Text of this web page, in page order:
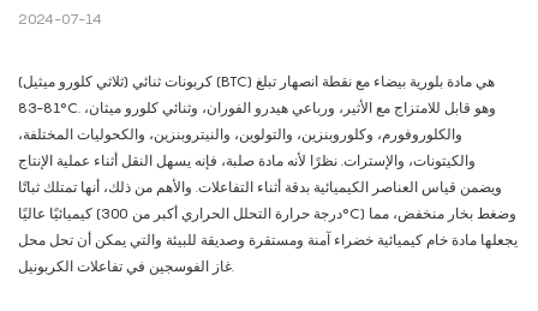
2024-07-14
كربونات ثنائي (ثلاثي كلورو ميثيل) (BTC) هي مادة بلورية بيضاء مع نقطة انصهار تبلغ
81-83°C. وهو قابل للامتزاج مع الأثير، ورباعي هيدرو الفوران، وثنائي كلورو ميثان،
والكلوروفورم، وكلوروبنزين، والتولوين، والنيتروبنزين، والكحوليات المختلفة،
والكيتونات، والإسترات. نظرًا لأنه مادة صلبة، فإنه يسهل النقل أثناء عملية الإنتاج
ويضمن قياس العناصر الكيميائية بدقة أثناء التفاعلات. والأهم من ذلك، أنها تمتلك ثباتًا
كيميائيًا عاليًا (درجة حرارة التحلل الحراري أكبر من 300°C) وضغط بخار منخفض، مما
يجعلها مادة خام كيميائية خضراء آمنة ومستقرة وصديقة للبيئة والتي يمكن أن تحل محل
غاز الفوسجين في تفاعلات الكربونيل.